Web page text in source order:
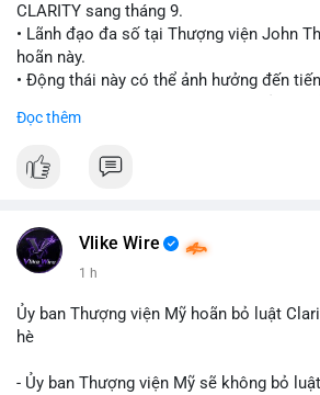
CLARITY sang tháng 9.
• Lãnh đạo đa số tại Thượng viện John
hoãn này.
• Động thái này có thể ảnh hưởng đến
📰 Nguồn: Cointelegraph
Đọc thêm
Vlike Wire
1 h
Ủy ban Thượng viện Mỹ hoãn bỏ luật
hè
- Ủy ban Thượng viện Mỹ sẽ không bỏ